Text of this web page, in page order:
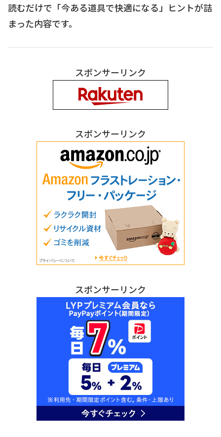
読むだけで「今ある道具で快適になる」ヒントが詰
まった内容です。
スポンサーリンク
スポンサーリンク
スポンサーリンク